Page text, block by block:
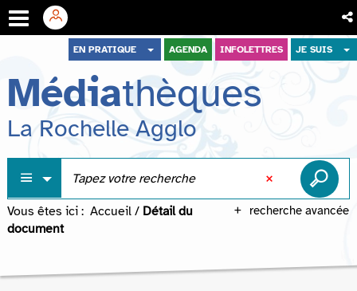
menu
contenu
recherche
EN PRATIQUE AGENDA INFOLETTRES JE SUIS
Médiathèques
La Rochelle Agglo
recherche avancée
Vous êtes ici : Accueil / Détail du
document